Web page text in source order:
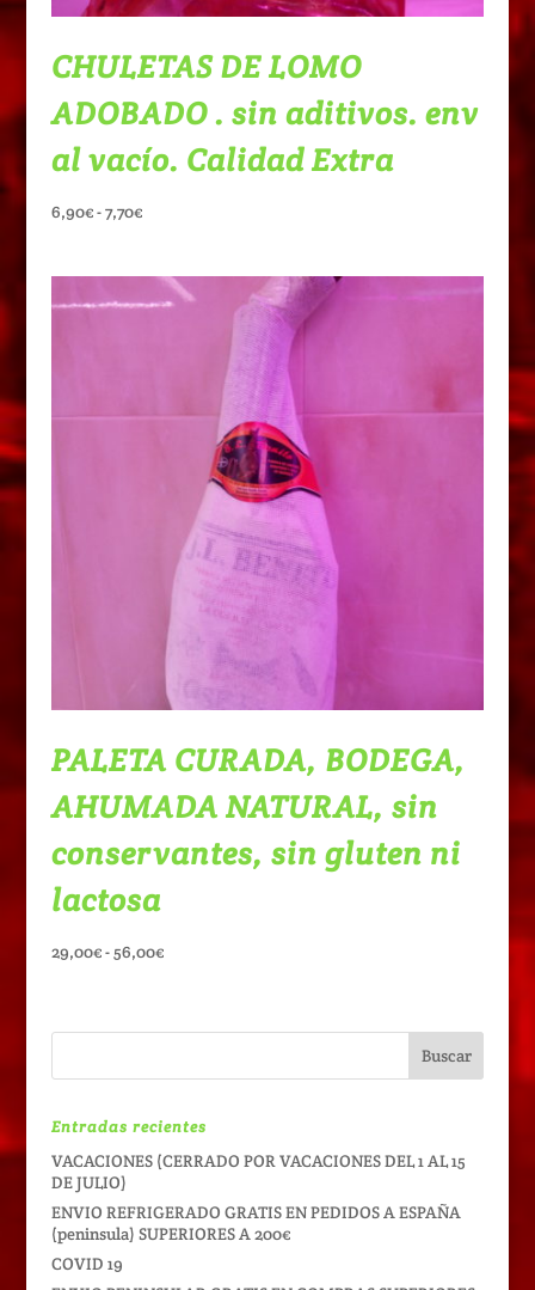
CHULETAS DE LOMO
ADOBADO . sin aditivos. env
al vacío. Calidad Extra
6,90€-7,70€Rango
desde
PALETA CURADA, BODEGA,
AHUMADA NATURAL, sin
conservantes, sin gluten ni
lactosa
29,00€- 56,00€Rango
desde
Entradas recientes
VACACIONES (CERRADO POR VACACIONES DEL 1 AL 15
DE JULIO)
ENVIO REFRIGERADO GRATIS EN PEDIDOS A ESPAÑA
(peninsula) SUPERIORES A 200€
COVID 19